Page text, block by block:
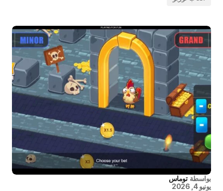
بواسطة توماس
يونيو 4, 2026